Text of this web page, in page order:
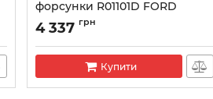
форсунки R01101D FORD
Transit 2.4 (28538389+L145PBD)
Артикул:
4 337 грн
Купити